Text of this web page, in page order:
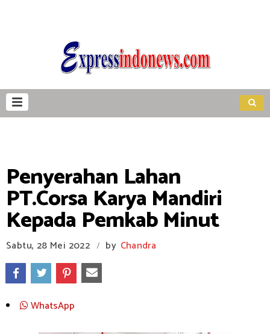
Penyerahan Lahan
PT.Corsa Karya Mandiri
Kepada Pemkab Minut
Sabtu, 28 Mei 2022 / by Chandra
WhatsApp